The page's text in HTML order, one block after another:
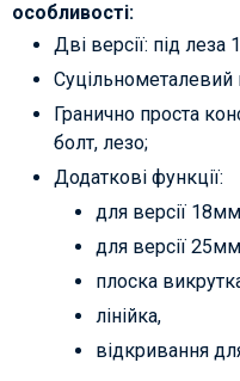
особливості:
Дві версії: під
Суцільнометалевий
Гранично проста
болт, лезо;
Додаткові функції:
для версії
для версії
плоска
лінійка,
відкривання